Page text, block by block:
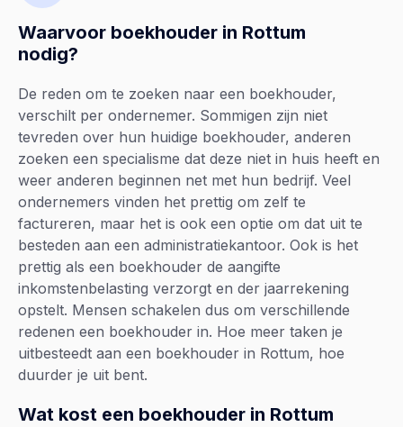
Waarvoor boekhouder in Rottum
nodig?
De reden om te zoeken naar een boekhouder,
verschilt per ondernemer. Sommigen zijn niet
tevreden over hun huidige boekhouder, anderen
zoeken een specialisme dat deze niet in huis heeft en
weer anderen beginnen net met hun bedrijf. Veel
ondernemers vinden het prettig om zelf te
factureren, maar het is ook een optie om dat uit te
besteden aan een administratiekantoor. Ook is het
prettig als een boekhouder de aangifte
inkomstenbelasting verzorgt en der jaarrekening
opstelt. Mensen schakelen dus om verschillende
redenen een boekhouder in. Hoe meer taken je
uitbesteedt aan een boekhouder in Rottum, hoe
duurder je uit bent.
Wat kost een boekhouder in Rottum